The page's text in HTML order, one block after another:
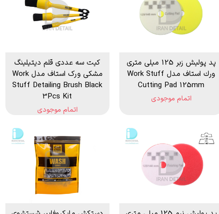
پد پولیش زبر 125 میلی متری
ورك استاف مدل Work Stuff
Cutting Pad 125mm
اتمام موجودی
کیت سه عددی قلم دیتیلینگ
مشکی ورک استاف مدل Work
Stuff Detailing Brush Black
3Pcs Kit
اتمام موجودی